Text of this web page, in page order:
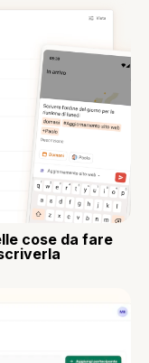
cose da fare